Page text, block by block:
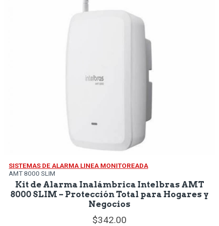
SISTEMAS DE ALARMA LINEA MONITOREADA
AMT 8000 SLIM
Kit de Alarma Inalámbrica Intelbras AMT
8000 SLIM – Protección Total para Hogares y
Negocios
342.00